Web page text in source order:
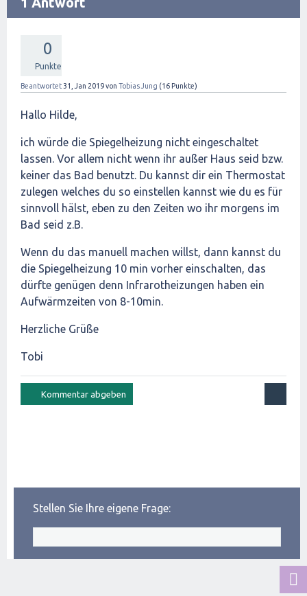
0
Punkte
Beantwortet 31, Jan 2019von Tobias Jung (16 Punkte)
Hallo Hilde,
ich würde die Spiegelheizung nicht eingeschaltet
lassen. Vor allem nicht wenn ihr außer Haus seid bzw.
keiner das Bad benutzt. Du kannst dir ein Thermostat
zulegen welches du so einstellen kannst wie du es für
sinnvoll hälst, eben zu den Zeiten wo ihr morgens im
Bad seid z.B.
Wenn du das manuell machen willst, dann kannst du
die Spiegelheizung 10 min vorher einschalten, das
dürfte genügen denn Infrarotheizungen haben ein
Aufwärmzeiten von 8-10min.
Herzliche Grüße
Tobi
Stellen Sie Ihre eigene Frage: